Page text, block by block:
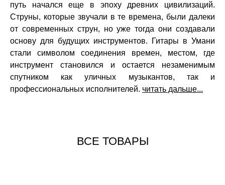
путь начался еще в эпоху древних цивилизаций.
Струны, которые звучали в те времена, были далеки
от современных струн, но уже тогда они создавали
основу для будущих инструментов. Гитары в Умани
стали символом соединения времен, местом, где
инструмент становился и остается незаменимым
спутником как уличных музыкантов, так и
профессиональных исполнителей. читать дальше...
ВСЕ ТОВАРЫ